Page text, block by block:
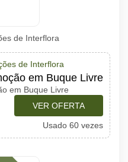
de Interflora
de Interflora
em Buque Livre
em Buque Livre
VER OFERTA
Usado 60 vezes